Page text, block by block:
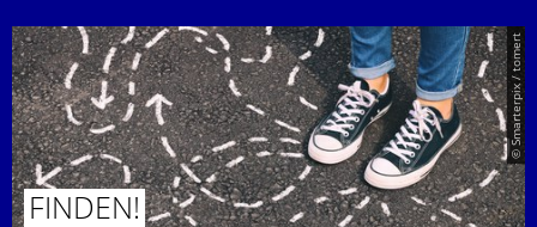
© Smarterpix / tomert
FINDEN!